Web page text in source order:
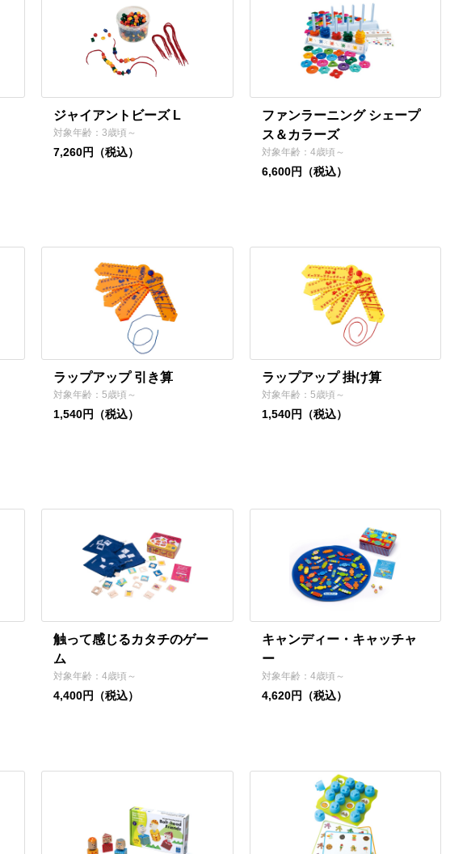
ジャイアントビーズ L
対象年齢：3歳頃～
7,260円（税込）
ファンラーニング シェープ
ス＆カラーズ
対象年齢：4歳頃～
6,600円（税込）
ラップアップ 引き算
対象年齢：5歳頃～
1,540円（税込）
ラップアップ 掛け算
対象年齢：5歳頃～
1,540円（税込）
触って感じるカタチのゲー
ム
対象年齢：4歳頃～
4,400円（税込）
キャンディー・キャッチャ
ー
対象年齢：4歳頃～
4,620円（税込）